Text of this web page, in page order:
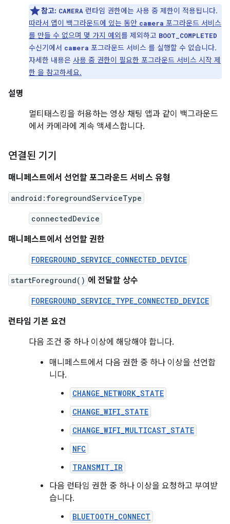
참고: CAMERA 런타임 권한에는 사용 중 제한이 적용됩니다.
따라서 앱이 백그라운드에 있는 동안 camera 포그라운드 서비스
를 만들 수 없으며 몇 가지 예외를 제외하고 BOOT_COMPLETED
수신기에서 camera 포그라운드 서비스 를 실행할 수 없습니다.
자세한 내용은 사용 중 권한이 필요한 포그라운드 서비스 시작 제
한 을 참고하세요.
설명
멀티태스킹을 허용하는 영상 채팅 앱과 같이 백그라운드
에서 카메라에 계속 액세스합니다.
연결된 기기
매니페스트에서 선언할 포그라운드 서비스 유형
android:foregroundServiceType
connectedDevice
매니페스트에서 선언할 권한
FOREGROUND_SERVICE_CONNECTED_DEVICE
startForeground() 에 전달할 상수
FOREGROUND_SERVICE_TYPE_CONNECTED_DEVICE
런타임 기본 요건
다음 조건 중 하나 이상에 해당해야 합니다.
매니페스트에서 다음 권한 중 하나 이상을 선언합
니다.
CHANGE_NETWORK_STATE
CHANGE_WIFI_STATE
CHANGE_WIFI_MULTICAST_STATE
NFC
TRANSMIT_IR
다음 런타임 권한 중 하나 이상을 요청하고 부여받
습니다.
BLUETOOTH_CONNECT